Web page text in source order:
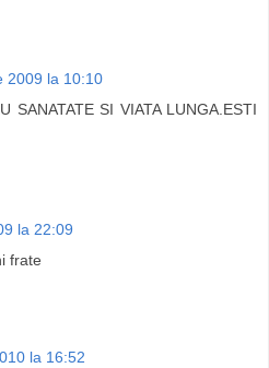
2009 la 10:10
SANATATE SI VIATA LUNGA.ESTI
la 22:09
frate
la 16:52